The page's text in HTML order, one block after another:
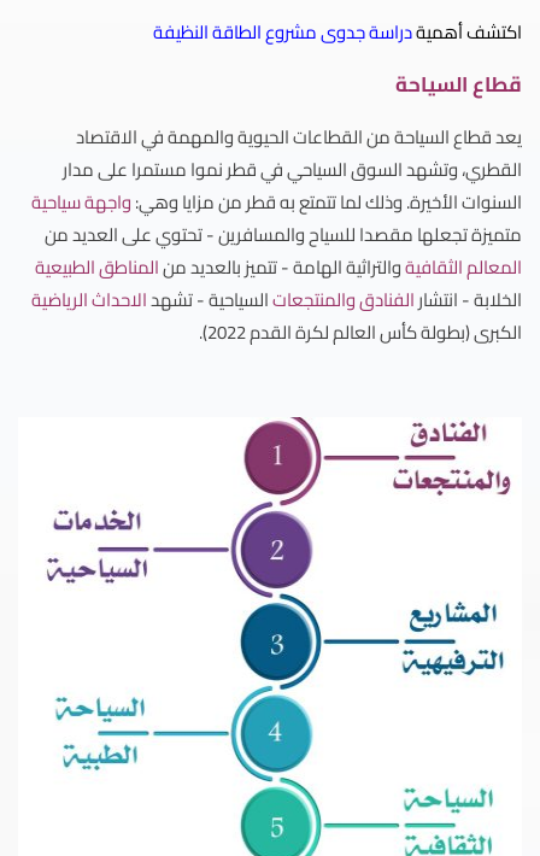
اكتشف أهميةدراسة جدوى مشروع الطاقة النظيفة
قطاع السياحة
يعد قطاع السياحة من القطاعات الحيوية والمهمة في الاقتصاد
القطري، وتشهد السوق السياحي في قطر نموا مستمرا على مدار
السنوات الأخيرة. وذلك لما تتمتع به قطر من مزايا وهي:واجهة سياحية
متميزة تجعلها مقصدا للسياح والمسافرين - تحتوي على العديد من
المعالم الثقافيةوالتراثية الهامة - تتميز بالعديد منالمناطق الطبيعية
الخلابة - انتشارالفنادق والمنتجعاتالسياحية - تشهدالاحداث الرياضية
الكبرى (بطولة كأس العالم لكرة القدم 2022).